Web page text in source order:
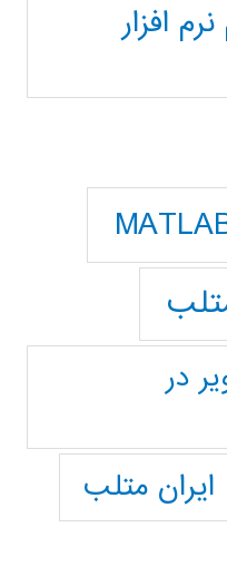
افزار
در
ایران متلب